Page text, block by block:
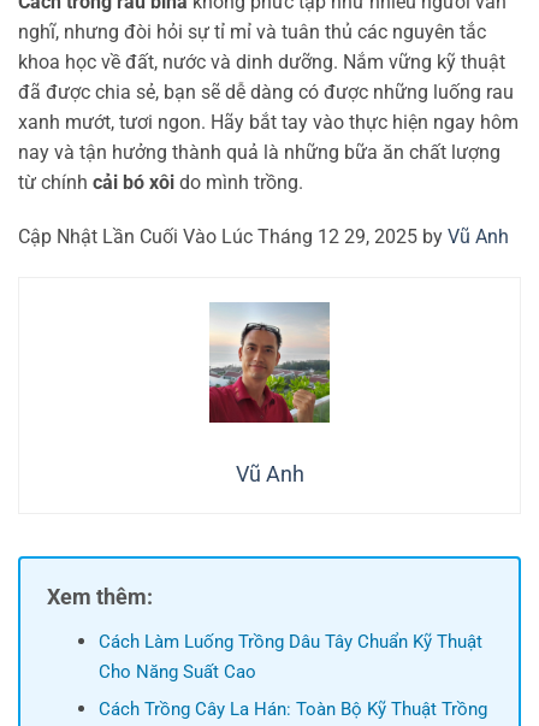
nghĩ, nhưng đòi hỏi sự tỉ mỉ và tuân thủ các nguyên tắc
khoa học về đất, nước và dinh dưỡng. Nắm vững kỹ thuật
đã được chia sẻ, bạn sẽ dễ dàng có được những luống rau
xanh mướt, tươi ngon. Hãy bắt tay vào thực hiện ngay hôm
nay và tận hưởng thành quả là những bữa ăn chất lượng
từ chính cải bó xôi do mình trồng.
Cập Nhật Lần Cuối Vào Lúc Tháng 12 29, 2025 by Vũ Anh
Vũ Anh
Xem thêm:
Cách Làm Luống Trồng Dâu Tây Chuẩn Kỹ Thuật
Cho Năng Suất Cao
Cách Trồng Cây La Hán: Toàn Bộ Kỹ Thuật Trồng